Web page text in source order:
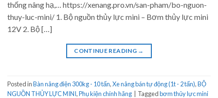
thống nâng hạ,… https://xenang.pro.vn/san-pham/bo-nguon-
thuy-luc-mini/ 1. Bộ nguồn thủy lực mini – Bơm thủy lực mini
12V 2. Bộ […]
CONTINUE READING →
Posted inBàn nâng điện 300kg - 10 tấn,Xe nâng bán tự động (1t - 2 tấn),BỘ
NGUỒN THỦY LỰC MINI,Phụ kiện chính hãng Taggedbơm thủy lực mini